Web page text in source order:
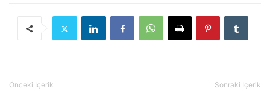
Önceki İçerik Sonraki İçerik